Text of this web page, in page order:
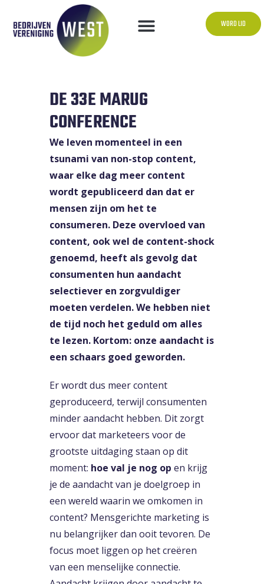
WORD LID
DE 33E MARUG
CONFERENCE
We leven momenteel in een
tsunami van non-stop content,
waar elke dag meer content
wordt gepubliceerd dan dat er
mensen zijn om het te
consumeren. Deze overvloed van
content, ook wel de content-shock
genoemd, heeft als gevolg dat
consumenten hun aandacht
selectiever en zorgvuldiger
moeten verdelen. We hebben niet
de tijd noch het geduld om alles
te lezen. Kortom: onze aandacht is
een schaars goed geworden.
Er wordt dus meer content
geproduceerd, terwijl consumenten
minder aandacht hebben. Dit zorgt
ervoor dat marketeers voor de
grootste uitdaging staan op dit
moment: hoe val je nog op en krijg
je de aandacht van je doelgroep in
een wereld waarin we omkomen in
content? Mensgerichte marketing is
nu belangrijker dan ooit tevoren. De
focus moet liggen op het creëren
van een menselijke connectie.